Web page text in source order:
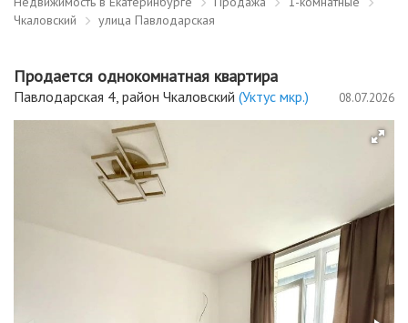
Чкаловский
улица Павлодарская
Продается однокомнатная квартира
Павлодарская 4, район Чкаловский (Уктус мкр.) 08.07.2026